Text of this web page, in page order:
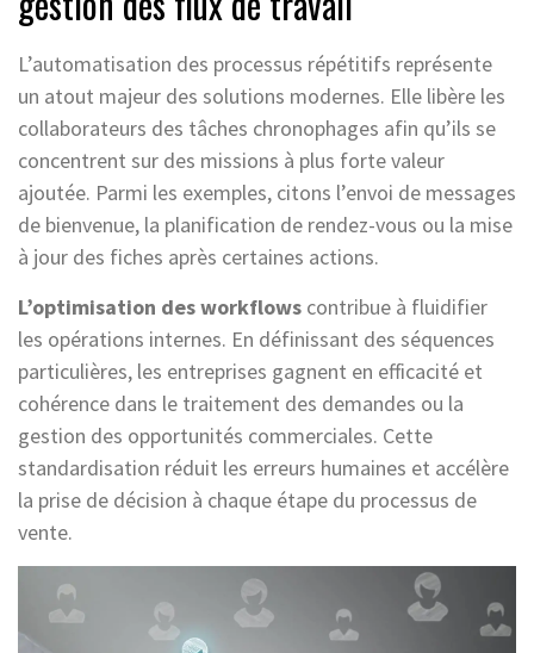
L’automatisation des processus répétitifs représente
un atout majeur des solutions modernes. Elle libère les
collaborateurs des tâches chronophages afin qu’ils se
concentrent sur des missions à plus forte valeur
ajoutée. Parmi les exemples, citons l’envoi de messages
de bienvenue, la planification de rendez-vous ou la mise
à jour des fiches après certaines actions.
L’optimisation des workflows contribue à fluidifier
les opérations internes. En définissant des séquences
particulières, les entreprises gagnent en efficacité et
cohérence dans le traitement des demandes ou la
gestion des opportunités commerciales. Cette
standardisation réduit les erreurs humaines et accélère
la prise de décision à chaque étape du processus de
vente.